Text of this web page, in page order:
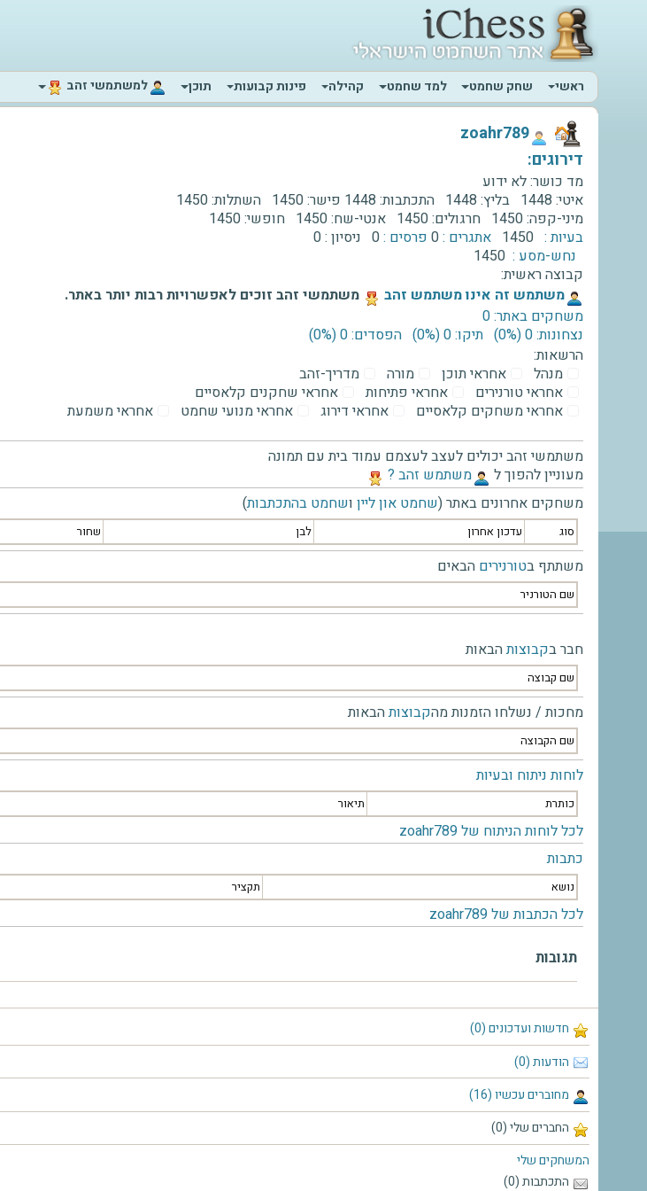
ראשי
שחק שחמט למד שחמט קהילה פינות קבועות תוכן ‫למשתמשי זהב‬
חדשות ועדכונים (0)
הודעות (0)
מחוברים עכשיו (16)
החברים שלי (0)
המשחקים שלי
התכתבות (0)
‫zoahr789‬
דירוגים:
מד כושר:לא ידוע
איטי: 1448 בליץ: 1448 התכתבות: 1448 פישר:1450 השתלות:1450
מיני-קפה:1450 חרגולים:1450 אנטי-שח:1450 חופשי:1450
בעיות : 1450 אתגרים :0 פרסים :0 ניסיון :0
נחש-מסע : 1450
קבוצה ראשית:
‫משתמש זה אינו משתמש זהב‬
משתמשי זהב זוכים לאפשרויות רבות יותר באתר.
משחקים באתר: 0
נצחונות: 0 ‫(0%)‬
תיקו: 0 ‫(0%)‬
הפסדים: 0 ‫(0%)‬
הרשאות:
מנהל
אחראי תוכן מורה
מדריך-זהב
אחראי טורנירים
אחראי פתיחות
אחראי שחקנים קלאסיים
אחראי משחקים קלאסיים
אחראי דירוג אחראי מנועי שחמט אחראי משמעת
משתמשי זהב יכולים לעצב לעצמם עמוד בית עם תמונה
מעוניין להפוך ל
‫משתמש זהב ?‬
משחקים אחרונים באתר (שחמט און ליין ושחמט בהתכתבות)
סוג עדכון אחרון לבן שחור
משתתף בטורנירים הבאים
שם הטורניר
חבר בקבוצותהבאות
שם קבוצה
מחכות / נשלחו הזמנות מהקבוצותהבאות
שם הקבוצה
לוחות ניתוח ובעיות
כותרת תיאור
לכל לוחות הניתוח של zoahr789
כתבות
נושא תקציר
לכל הכתבות של zoahr789
תגובות